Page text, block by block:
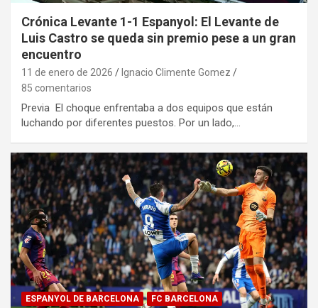
Crónica Levante 1-1 Espanyol: El Levante de
Luis Castro se queda sin premio pese a un gran
encuentro
11 de enero de 2026
Ignacio Climente Gomez
85 comentarios
Previa El choque enfrentaba a dos equipos que están
luchando por diferentes puestos. Por un lado,…
ESPANYOL DE BARCELONA
FC BARCELONA